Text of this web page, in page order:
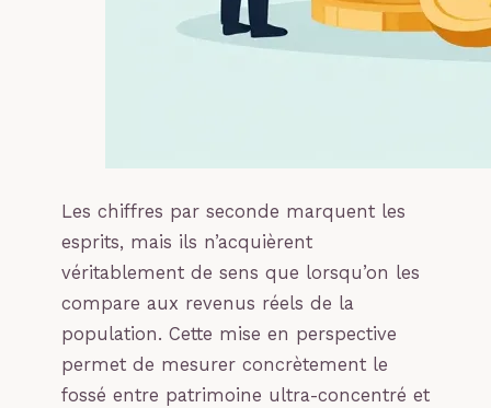
Les chiffres par seconde marquent les
esprits, mais ils n’acquièrent
véritablement de sens que lorsqu’on les
compare aux revenus réels de la
population. Cette mise en perspective
permet de mesurer concrètement le
fossé entre patrimoine ultra-concentré et